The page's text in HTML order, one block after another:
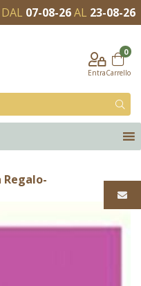
07-08-26AL 23-08-26
Entra
0
Carrello